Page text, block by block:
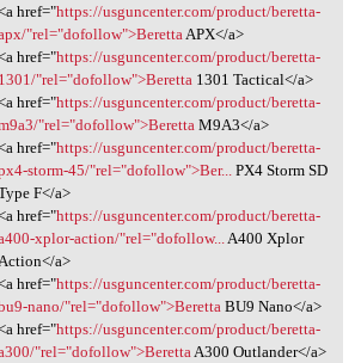
href="https://usguncenter.com/product/beretta-
"rel="dofollow">BerettaAPX</a>
href="https://usguncenter.com/product/beretta-
1301/"rel="dofollow">Beretta1301 Tactical</a>
href="https://usguncenter.com/product/beretta-
"rel="dofollow">BerettaM9A3</a>
href="https://usguncenter.com/product/beretta-
storm-45/"rel="dofollow">Ber...PX4 Storm SD
F</a>
href="https://usguncenter.com/product/beretta-
xplor-action/"rel="dofollow...A400 Xplor
a>
href="https://usguncenter.com/product/beretta-
nano/"rel="dofollow">BerettaBU9 Nano</a>
href="https://usguncenter.com/product/beretta-
"rel="dofollow">BerettaA300 Outlander</a>